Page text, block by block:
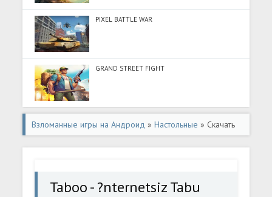
PIXEL BATTLE WAR
GRAND STREET FIGHT
Взломанные игры на Андроид »Настольные » Скачать
Taboo - ?nternetsiz Tabu (Разблокировано все) на
Taboo - ?nternetsiz Tabu